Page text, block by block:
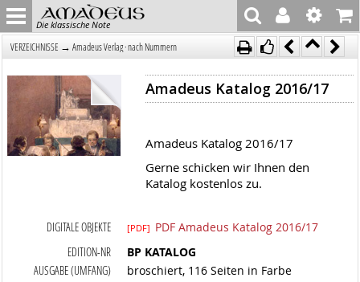
Die klassische Note
VERZEICHNISSE → Amadeus Verlag · nach Nummern
Amadeus Katalog 2016/17
Amadeus Katalog 2016/17
Gerne schicken wir Ihnen den
Katalog kostenlos zu.
DIGITALE OBJEKTE [PDF] PDF Amadeus Katalog 2016/17
EDITION-NR
BP KATALOG
AUSGABE (UMFANG)
broschiert, 116 Seiten in Farbe